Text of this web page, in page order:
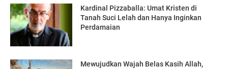
Kardinal Pizzaballa: Umat Kristen di
Tanah Suci Lelah dan Hanya Inginkan
Perdamaian
Mewujudkan Wajah Belas Kasih Allah,